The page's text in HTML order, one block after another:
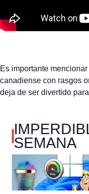
Es importante
canadiense con rasgos
deja de ser divertido
SEMANA